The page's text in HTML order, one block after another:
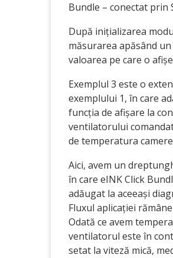
Bundle – conectat prin
După inițializarea
măsurarea apăsând
valoarea pe care o
Exemplul 3 este o
exemplului 1, în care
funcția de afișare la
ventilatorului
de temperatura
Aici, avem un
în care eINK Click
adăugat la aceeași
Fluxul aplicației
Odată ce avem
ventilatorul este în
setat la viteză mică,